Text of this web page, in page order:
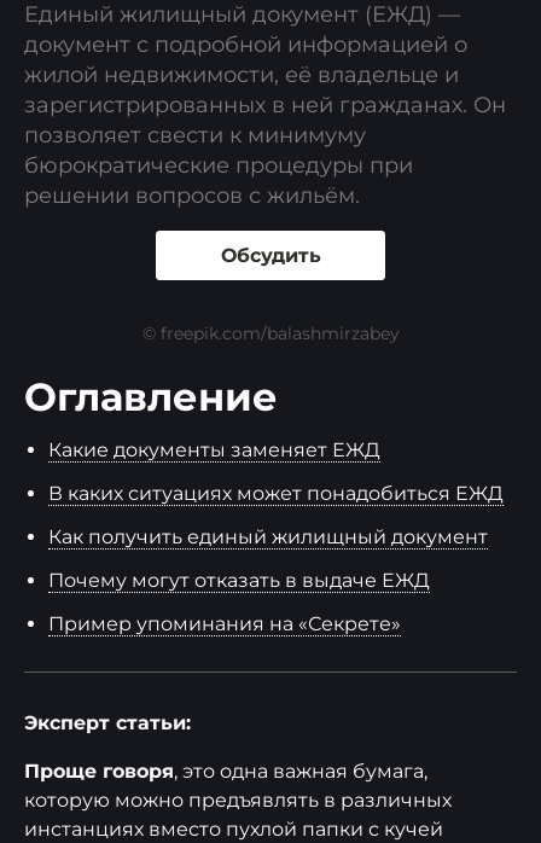
Единый жилищный документ (ЕЖД) —
документ с подробной информацией о
жилой недвижимости, её владельце и
зарегистрированных в ней гражданах. Он
позволяет свести к минимуму
бюрократические процедуры при
решении вопросов с жильём.
Обсудить
© freepik.com/balashmirzabey
Оглавление
Какие документы заменяет ЕЖД
В каких ситуациях может понадобиться ЕЖД
Как получить единый жилищный документ
Почему могут отказать в выдаче ЕЖД
Пример упоминания на «Секрете»
Эксперт статьи:
Проще говоря, это одна важная бумага,
которую можно предъявлять в различных
инстанциях вместо пухлой папки с кучей